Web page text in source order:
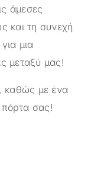
άμεσες
και τη συνεχή
μια
μεταξύ μας!
καθώς με ένα
πόρτα σας!